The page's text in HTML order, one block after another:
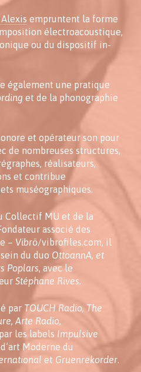
empruntent la forme
électroacoustique,
ou du dispositif in-
également une pratique
et de la phonographie
et opérateur son pour
de nombreuses structures,
réalisateurs,
et contribue
muséographiques.
Collectif MU et de la
associé des
– Vibrö/vibrofiles.com, il
du duo OttoannA, et
Poplars, avec le
Stéphane Rives.
par TOUCH Radio, The
Arte Radio,
les labels Impulsive
Moderne du
et Gruenrekorder.